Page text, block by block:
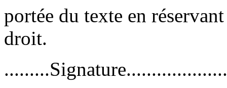
portée du texte en
droit.